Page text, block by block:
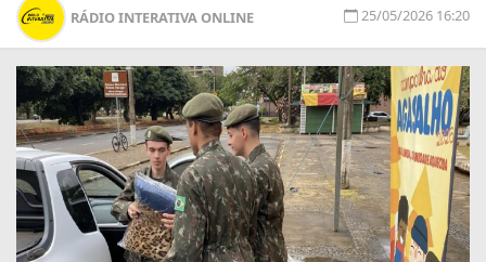
RÁDIO INTERATIVA ONLINE 25/05/2026 16:20